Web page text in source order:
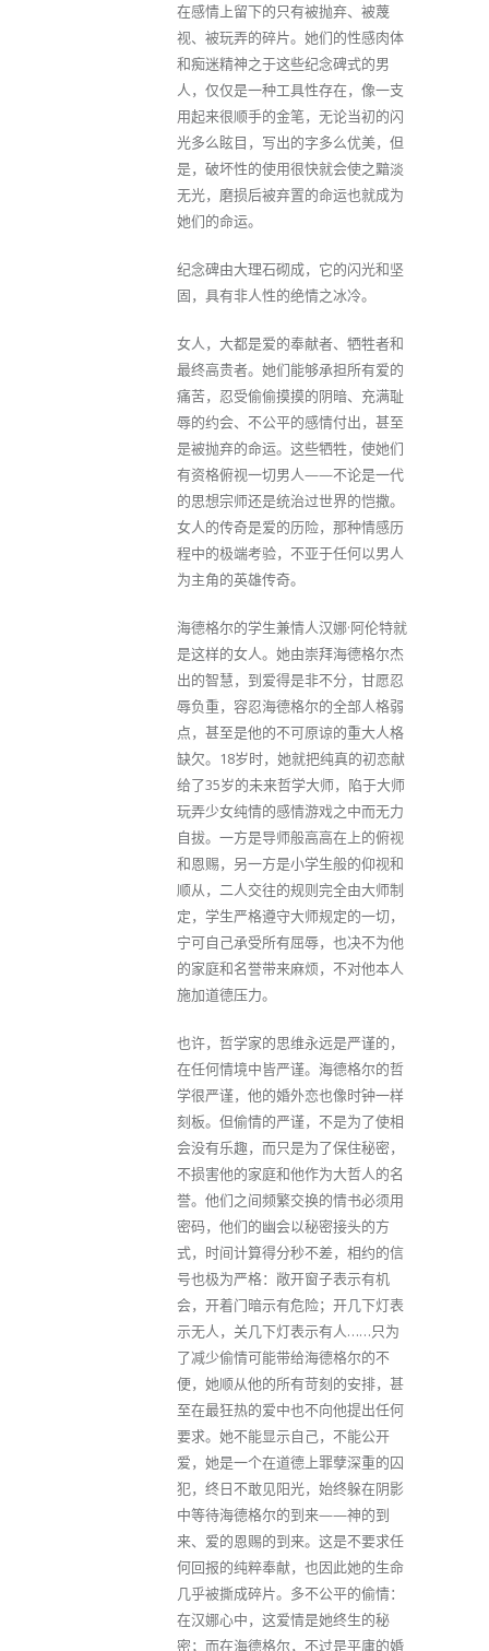
在感情上留下的只有被抛弃、被蔑
视、被玩弄的碎片。她们的性感肉体
和痴迷精神之于这些纪念碑式的男
人，仅仅是一种工具性存在，像一支
用起来很顺手的金笔，无论当初的闪
光多么眩目，写出的字多么优美，但
是，破坏性的使用很快就会使之黯淡
无光，磨损后被弃置的命运也就成为
她们的命运。
纪念碑由大理石砌成，它的闪光和坚
固，具有非人性的绝情之冰冷。
女人，大都是爱的奉献者、牺牲者和
最终高贵者。她们能够承担所有爱的
痛苦，忍受偷偷摸摸的阴暗、充满耻
辱的约会、不公平的感情付出，甚至
是被抛弃的命运。这些牺牲，使她们
有资格俯视一切男人——不论是一代
的思想宗师还是统治过世界的恺撒。
女人的传奇是爱的历险，那种情感历
程中的极端考验，不亚于任何以男人
为主角的英雄传奇。
海德格尔的学生兼情人汉娜·阿伦特就
是这样的女人。她由崇拜海德格尔杰
出的智慧，到爱得是非不分，甘愿忍
辱负重，容忍海德格尔的全部人格弱
点，甚至是他的不可原谅的重大人格
缺欠。18岁时，她就把纯真的初恋献
给了35岁的未来哲学大师，陷于大师
玩弄少女纯情的感情游戏之中而无力
自拔。一方是导师般高高在上的俯视
和恩赐，另一方是小学生般的仰视和
顺从，二人交往的规则完全由大师制
定，学生严格遵守大师规定的一切，
宁可自己承受所有屈辱，也决不为他
的家庭和名誉带来麻烦，不对他本人
施加道德压力。
也许，哲学家的思维永远是严谨的，
在任何情境中皆严谨。海德格尔的哲
学很严谨，他的婚外恋也像时钟一样
刻板。但偷情的严谨，不是为了使相
会没有乐趣，而只是为了保住秘密，
不损害他的家庭和他作为大哲人的名
誉。他们之间频繁交换的情书必须用
密码，他们的幽会以秘密接头的方
式，时间计算得分秒不差，相约的信
号也极为严格：敞开窗子表示有机
会，开着门暗示有危险；开几下灯表
示无人，关几下灯表示有人……只为
了减少偷情可能带给海德格尔的不
便，她顺从他的所有苛刻的安排，甚
至在最狂热的爱中也不向他提出任何
要求。她不能显示自己，不能公开
爱，她是一个在道德上罪孽深重的囚
犯，终日不敢见阳光，始终躲在阴影
中等待海德格尔的到来——神的到
来、爱的恩赐的到来。这是不要求任
何回报的纯粹奉献，也因此她的生命
几乎被撕成碎片。多不公平的偷情：
在汉娜心中，这爱情是她终生的秘
密；而在海德格尔，不过是平庸的婚